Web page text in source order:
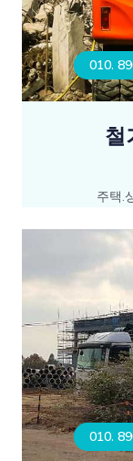
010.
철
주택.
010.